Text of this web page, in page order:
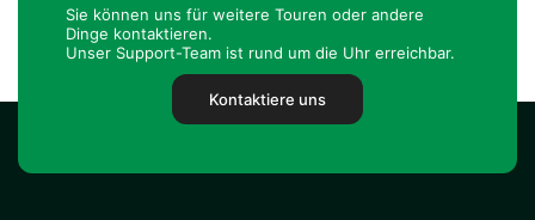
Sie können uns für weitere Touren oder andere
Dinge kontaktieren.
Unser Support-Team ist rund um die Uhr erreichbar.
Kontaktiere uns